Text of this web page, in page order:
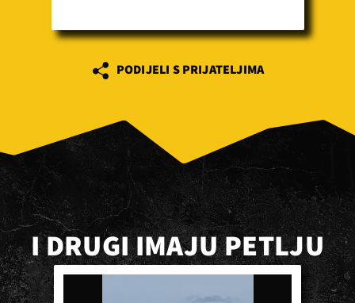
PODIJELI S PRIJATELJIMA
I DRUGI IMAJU PETLJU